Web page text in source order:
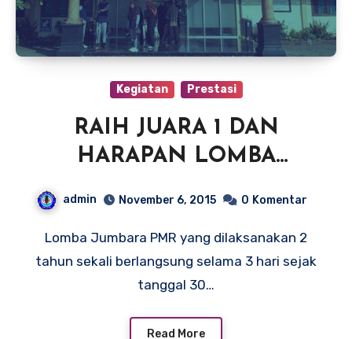
Kegiatan Prestasi
RAIH JUARA 1 DAN
HARAPAN LOMBA
JUMBARA PMR YANG KE
admin November 6, 2015 0 Komentar
Lomba Jumbara PMR yang dilaksanakan 2
tahun sekali berlangsung selama 3 hari sejak
tanggal 30…
Read More